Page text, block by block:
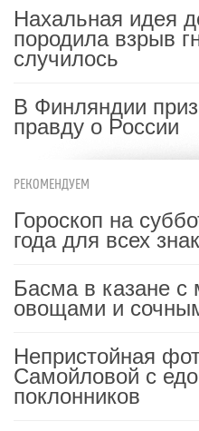
Нахальная идея
породила взрыв
случилось
В Финляндии
правду о России
РЕКОМЕНДУЕМ
Гороскоп на
года для всех
Басма в казане
овощами и
Непристойная
Самойловой с
поклонников